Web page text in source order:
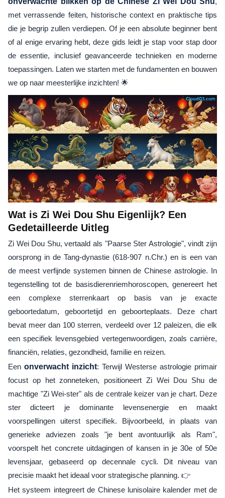
met verrassende feiten, historische context en praktische tips
die je begrip zullen verdiepen. Of je een absolute beginner bent
of al enige ervaring hebt, deze gids leidt je stap voor stap door
de essentie, inclusief geavanceerde technieken en moderne
toepassingen. Laten we starten met de fundamenten en bouwen
we op naar meesterlijke inzichten! 🌟
Wat is Zi Wei Dou Shu Eigenlijk? Een
Gedetailleerde Uitleg
Zi Wei Dou Shu, vertaald als "Paarse Ster Astrologie", vindt zijn
oorsprong in de Tang-dynastie (618-907 n.Chr.) en is een van
de meest verfijnde systemen binnen de Chinese astrologie. In
tegenstelling tot de basisdierenriemhoroscopen, genereert het
een complexe sterrenkaart op basis van je exacte
geboortedatum, geboortetijd en geboorteplaats. Deze chart
bevat meer dan 100 sterren, verdeeld over 12 paleizen, die elk
een specifiek levensgebied vertegenwoordigen, zoals carrière,
financiën, relaties, gezondheid, familie en reizen.
Een onverwacht inzicht: Terwijl Westerse astrologie primair
focust op het zonneteken, positioneert Zi Wei Dou Shu de
machtige "Zi Wei-ster" als de centrale keizer van je chart. Deze
ster dicteert je dominante levensenergie en maakt
voorspellingen uiterst specifiek. Bijvoorbeeld, in plaats van
generieke adviezen zoals "je bent avontuurlijk als Ram",
voorspelt het concrete uitdagingen of kansen in je 30e of 50e
levensjaar, gebaseerd op decennale cycli. Dit niveau van
precisie maakt het ideaal voor strategische planning. 👉
Het systeem integreert de Chinese lunisolaire kalender met de